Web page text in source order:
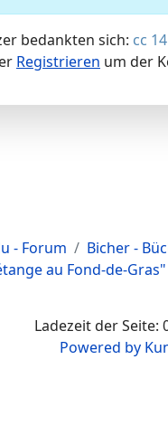
bedankten sich: cc
Registrieren um der
- Forum
Bicher -
au Fond-de-Gras"
Ladezeit der Seite:
Powered by